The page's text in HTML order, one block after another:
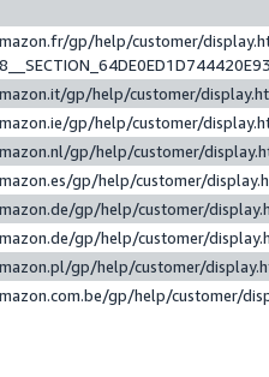
gp/help/customer/
gp/help/customer/
gp/help/customer/
gp/help/customer/
gp/help/customer/
gp/help/customer/
gp/help/customer/
gp/help/customer/
gp/help/customer/